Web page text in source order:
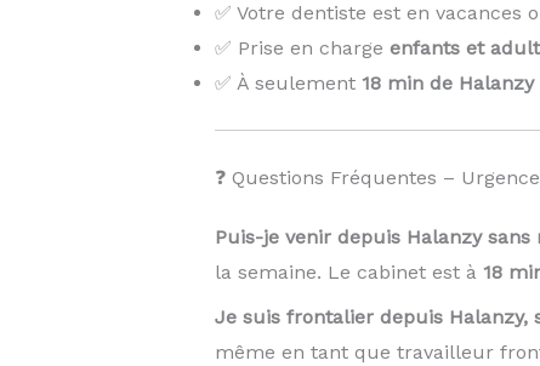
✅ Votre dentiste est en vacances
✅ Prise en charge enfants et
✅ À seulement 18 min de Halanzy
❓ Questions Fréquentes –
Puis-je venir depuis Halanzy sans
la semaine. Le cabinet est à 18
Je suis frontalier depuis Halanzy,
même en tant que travailleur